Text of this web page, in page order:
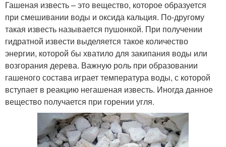
Гашеная известь – это вещество, которое образуется
при смешивании воды и оксида кальция. По-другому
такая известь называется пушонкой. При получении
гидратной извести выделяется такое количество
энергии, которой бы хватило для закипания воды или
возгорания дерева. Важную роль при образовании
гашеного состава играет температура воды, с которой
вступает в реакцию негашеная известь. Иногда данное
вещество получается при горении угля.